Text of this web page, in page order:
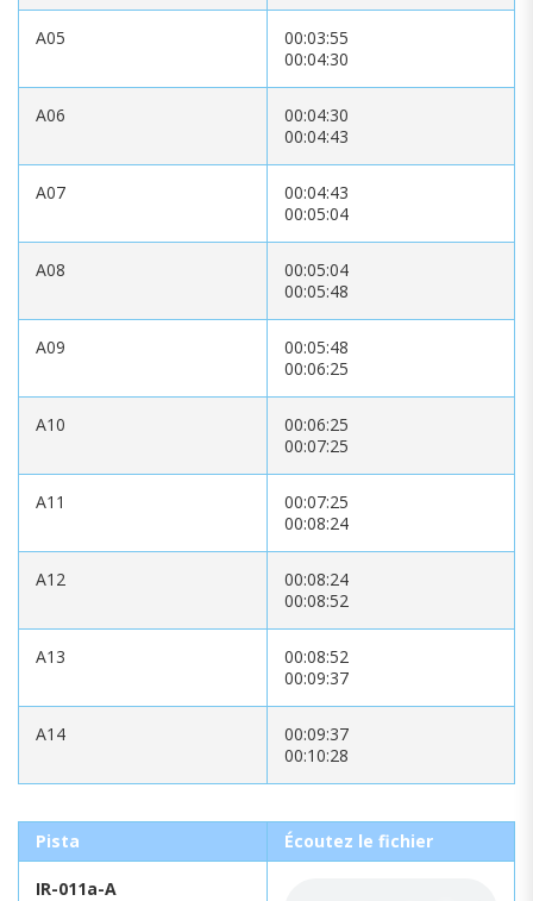
A05
00:03:55
00:04:30
A06
00:04:30
00:04:43
A07
00:04:43
00:05:04
A08
00:05:04
00:05:48
A09
00:05:48
00:06:25
A10
00:06:25
00:07:25
A11
00:07:25
00:08:24
A12
00:08:24
00:08:52
A13
00:08:52
00:09:37
A14
00:09:37
00:10:28
Pista Écoutez le fichier
IR-011a-A